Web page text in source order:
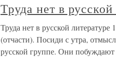
Труда нет в русской
Труда нет в русской
(отчасти). Посиди с утра,
русской группе. Они